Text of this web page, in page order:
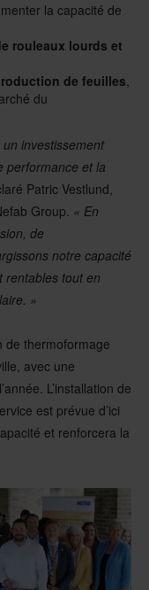
la capacité de
rouleaux lourds et
de feuilles,
du
un investissement
performance et la
Patric Vestlund,
Group. « En
de
notre capacité
rentables tout en
»
de thermoformage
avec une
L’installation de
est prévue d’ici
et renforcera la